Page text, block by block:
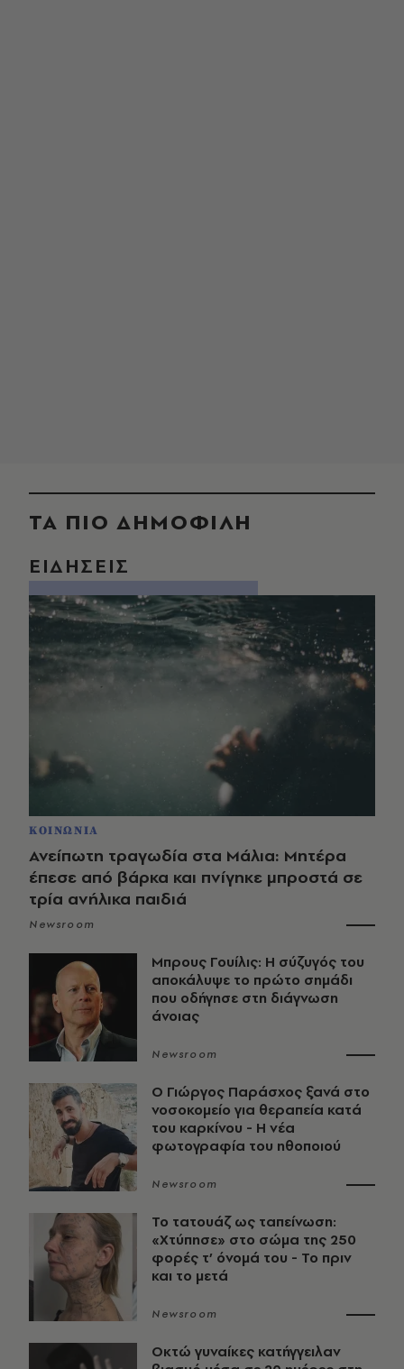
ΤΑ ΠΙΟ ΔΗΜΟΦΙΛΗ
ΕΙΔΗΣΕΙΣ
ΚΟΙΝΩΝΙΑ
Ανείπωτη τραγωδία στα Μάλια: Μητέρα
έπεσε από βάρκα και πνίγηκε μπροστά σε
τρία ανήλικα παιδιά
Newsroom
Μπρους Γουίλις: Η σύζυγός του
αποκάλυψε το πρώτο σημάδι
που οδήγησε στη διάγνωση
άνοιας
Newsroom
O Γιώργος Παράσχος ξανά στο
νοσοκομείο για θεραπεία κατά
του καρκίνου - Η νέα
φωτογραφία του ηθοποιού
Newsroom
Το τατουάζ ως ταπείνωση:
«Χτύπησε» στο σώμα της 250
φορές τ’ όνομά του - Το πριν
και το μετά
Newsroom
Οκτώ γυναίκες κατήγγειλαν